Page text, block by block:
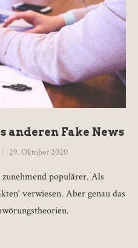
anderen Fake News
29. Oktober 2020
populärer. Als
verwiesen. Aber genau das